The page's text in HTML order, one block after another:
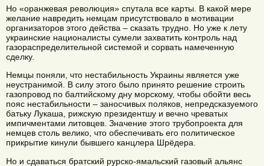
Но «оранжевая революция» спутала все карты. В какой мере
желание навредить немцам присутствовало в мотивации
организаторов этого действа – сказать трудно. Но уже к лету
украинские националисты сумели захватить контроль над
газораспределительной системой и сорвать намеченную
сделку.
Немцы поняли, что нестабильность Украины является уже
неустранимой. В силу этого было принято решение строить
газопровод по балтийскому дну морскому, чтобы обойти весь
пояс нестабильности – заносчивых поляков, непредсказуемого
батьку Лукаша, рижскую президентшу и вечно чреватых
импичментами литовцев. Значение этого трубопроекта для
немцев столь велико, что обеспечивать его политическое
прикрытие кинули бывшего канцлера Шрёдера.
Но и сдаваться братский рурско-ямальский газовый альянс